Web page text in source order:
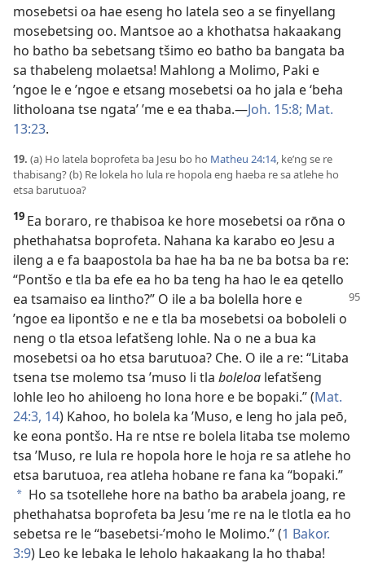
mosebetsi oa hae eseng ho latela seo a se finyellang
mosebetsing oo. Mantsoe ao a khothatsa hakaakang
ho batho ba sebetsang tšimo eo batho ba bangata ba
sa thabeleng molaetsa! Mahlong a Molimo, Paki e
’ngoe le e ’ngoe e etsang mosebetsi oa ho jala e ‘beha
litholoana tse ngata’ ’me e ea thaba.—Joh. 15:8; Mat.
13:23.
19. (a) Ho latela boprofeta ba Jesu bo ho Matheu 24:14, ke’ng se re
thabisang? (b) Re lokela ho lula re hopola eng haeba re sa atlehe ho
etsa barutuoa?
19 Ea boraro, re thabisoa ke hore mosebetsi oa rōna o
phethahatsa boprofeta. Nahana ka karabo eo Jesu a
ileng a e fa baapostola ba hae ha ba ne ba botsa ba re:
“Pontšo e tla ba efe ea ho ba teng ha hao le ea qetello
ea tsamaiso ea lintho?” O ilea ba bolella hore e
’ngoe ea lipontšo e ne e tla ba mosebetsi oa boboleli o
neng o tla etsoa lefatšeng lohle. Na o ne a bua ka
mosebetsi oa ho etsa barutuoa? Che. O ile a re: “Litaba
tsena tse molemo tsa ’muso li tla boleloa lefatšeng
lohle leo ho ahiloeng ho lona hore e be bopaki.” (Mat.
24:3, 14) Kahoo, ho bolela ka ’Muso, e leng ho jala peō,
ke eona pontšo. Ha re ntse re bolela litaba tse molemo
tsa ’Muso, re lula re hopola hore le hoja re sa atlehe ho
etsa barutuoa, rea atleha hobane re fana ka “bopaki.”
* Ho sa tsotellehe hore na batho ba arabela joang, re
phethahatsa boprofeta ba Jesu ’me re na le tlotla ea ho
sebetsa re le “basebetsi-’moho le Molimo.” (1 Bakor.
3:9) Leo ke lebaka le leholo hakaakang la ho thaba!